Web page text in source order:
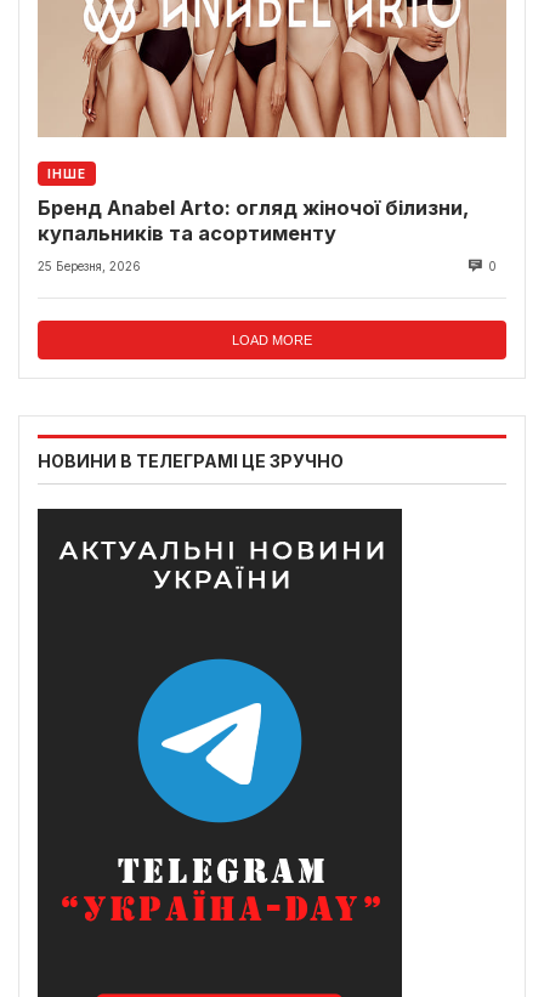
ІНШЕ
Бренд Anabel Arto: огляд жіночої білизни,
купальників та асортименту
25 Березня, 2026 0
LOAD MORE
НОВИНИ В ТЕЛЕГРАМІ ЦЕ ЗРУЧНО